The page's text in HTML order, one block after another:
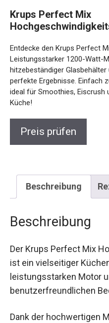
Krups Perfect Mix
Entdecke den Krups Perfect
Leistungsstarker 1200-Watt-
hitzebeständiger
perfekte Ergebnisse. Einfach
ideal für Smoothies, Eiscrush
Küche!
Preis prüfen
Beschreibung
Beschreibung
Der Krups Perfect Mix
ist ein vielseitiger
leistungsstarken Motor
benutzerfreundlichen
Dank der hochwertigen